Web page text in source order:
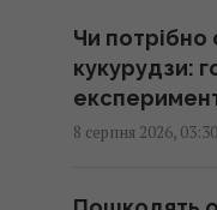
троє людей,
07:36 субота, 08
Чи потрібно
кукурудзи:
8 серпня 2026, 03:30